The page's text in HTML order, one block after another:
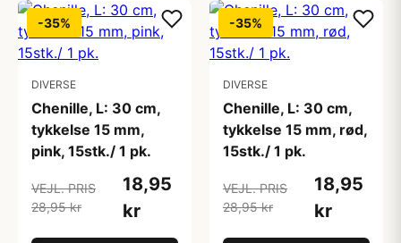
-35%
DIVERSE
Chenille, L: 30 cm,
tykkelse 15 mm,
pink, 15stk./ 1 pk.
VEJL. PRIS
28,95 kr
18,95
kr
-35%
DIVERSE
Chenille, L: 30 cm,
tykkelse 15 mm, rød,
15stk./ 1 pk.
VEJL. PRIS
28,95 kr
18,95
kr